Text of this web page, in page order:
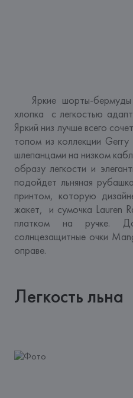
Яркие шорты-бермуды
хлопка  с легкостью
Яркий низ лучше всего
топом из коллекции
шлепанцами на низком
образу легкости и
подойдет льняная
принтом, которую
жакет,  и сумочка Lauren
платком на ручке.
солнцезащитные очки
оправе.
Легкость льна